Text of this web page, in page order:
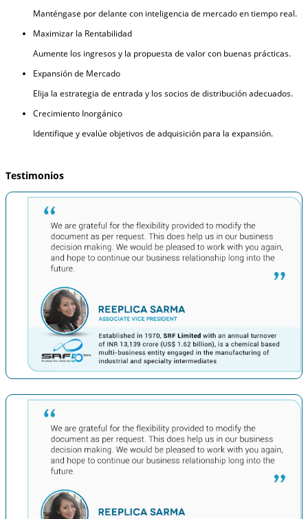
Manténgase por delante con inteligencia de mercado en tiempo real.
Maximizar la Rentabilidad
Aumente los ingresos y la propuesta de valor con buenas prácticas.
Expansión de Mercado
Elija la estrategia de entrada y los socios de distribución adecuados.
Crecimiento Inorgánico
Identifique y evalúe objetivos de adquisición para la expansión.
Testimonios